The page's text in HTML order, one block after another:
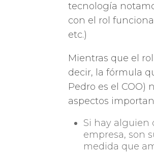
tecnología
con el rol
etc.)
Mientras que el
decir, la fórmula
Pedro es el COO)
aspectos
Si hay alguien
empresa, son
medida que